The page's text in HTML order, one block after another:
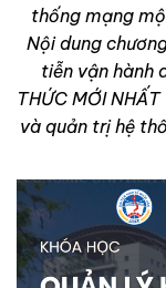
thống mạng
Nội dung
tiễn vận hành
THỨC MỚI
và quản trị hệ